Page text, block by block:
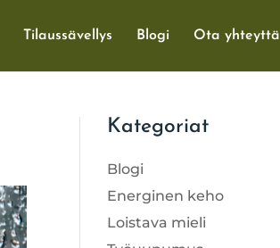
Tilaussävellys Blogi Ota yhteyttä
Kategoriat
Blogi
Energinen keho
Loistava mieli